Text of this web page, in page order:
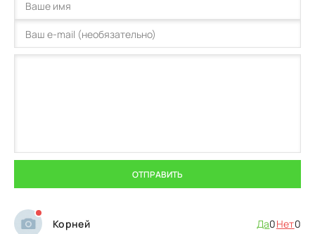
ОТПРАВИТЬ
Корней Да0Нет0